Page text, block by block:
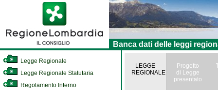
Banca dati delle leggi
Legge Regionale
Legge Regionale Statutaria
Regolamento Interno
LEGGE
REGIONALE
Progetto
di Legge
presentato